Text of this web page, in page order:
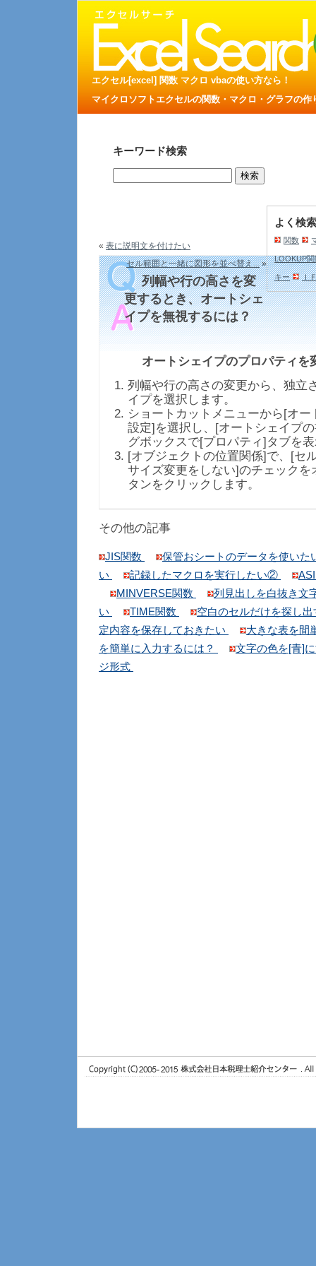
エクセル[excel] 関数 マクロ vbaの使い方なら！
マイクロソフトエクセルの関数・マクロ・グラフの
キーワード検索
よく検
関数
LOOKUP関
キー Ｉ
« 表に説明文を付けたい
セル範囲と一緒に図形を並べ替え...»
列幅や行の高さを変
更するとき、オートシェ
イプを無視するには？
オートシェイプのプロパティを
列幅や行の高さの変更から、独立
イプを選択します。
ショートカットメニューから[オー
設定]を選択し、[オートシェイプ
グボックスで[プロパティ]タブを
[オブジェクトの位置関係]で、[セ
サイズ変更をしない]のチェックを
タンをクリックします。
その他の記事
JIS関数
保管おシートのデータを使いた
い
記録したマクロを実行したい②
MINVERSE関数
列見出しを白抜き文
い
TIME関数
空白のセルだけを探し
定内容を保存しておきたい
大きな表を間
を簡単に入力するには？
文字の色を[青]
ジ形式